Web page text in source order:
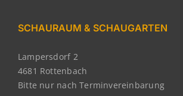
SCHAURAUM & SCHAUGARTEN
Lampersdorf 2
4681 Rottenbach
Bitte nur nach Terminvereinbarung